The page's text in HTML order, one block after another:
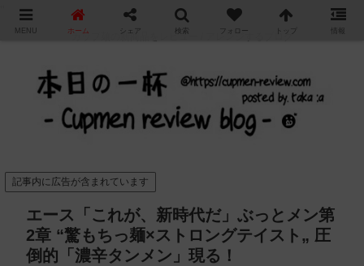
カップ麺の新商品をレビュー / アレンジするブログ
記事内に広告が含まれています
エース「これが、新時代だ」ぶっとメン第
2章 “驚もちっ麺×ストロングテイスト„ 圧
倒的「濃辛タンメン」現る！
MENU ホーム シェア 検索 フォロー トップ 情報